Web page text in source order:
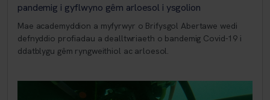
pandemig i gyflwyno gêm arloesol i ysgolion
Mae academyddion a myfyrwyr o Brifysgol Abertawe wedi
defnyddio profiadau a dealltwriaeth o bandemig Covid-19 i
ddatblygu gêm ryngweithiol ac arloesol.